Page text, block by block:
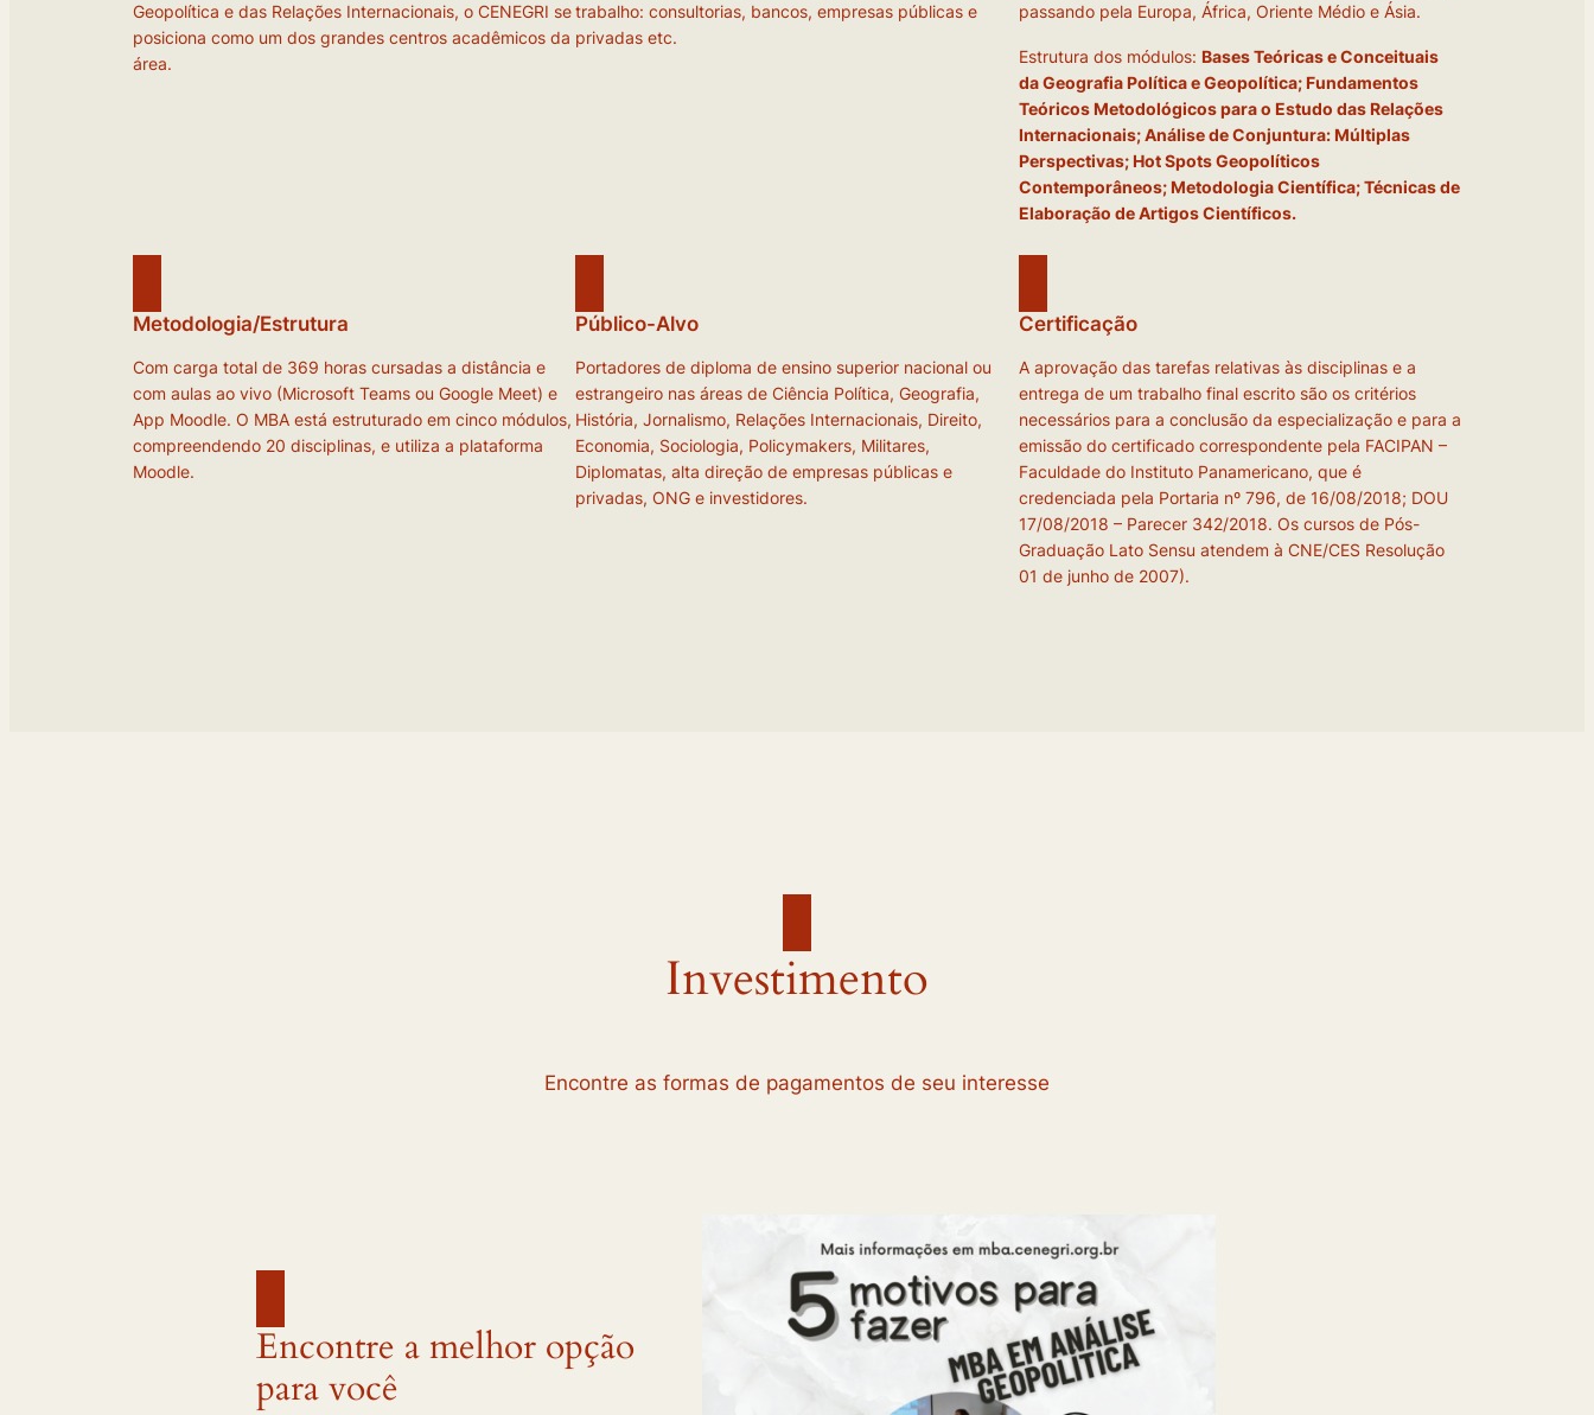
Geopolítica e das Relações Internacionais, o CENEGRI se
posiciona como um dos grandes centros acadêmicos da
área.
trabalho: consultorias, bancos, empresas públicas e
privadas etc.
passando pela Europa, África, Oriente Médio e Ásia.
Estrutura dos módulos: Bases Teóricas e Conceituais
da Geografia Política e Geopolítica; Fundamentos
Teóricos Metodológicos para o Estudo das Relações
Internacionais; Análise de Conjuntura: Múltiplas
Perspectivas;Hot SpotsGeopolíticos
Contemporâneos; Metodologia Científica; Técnicas de
Elaboração de Artigos Científicos.
Metodologia/Estrutura
Com carga total de 369 horas cursadas a distância e
com aulas ao vivo (Microsoft Teams ou Google Meet) e
App Moodle. O MBA está estruturado em cinco módulos,
compreendendo 20 disciplinas, e utiliza a plataforma
Moodle.
Público-Alvo
Portadores de diploma de ensino superior nacional ou
estrangeiro nas áreas de Ciência Política, Geografia,
História, Jornalismo, Relações Internacionais, Direito,
Economia, Sociologia, Policymakers, Militares,
Diplomatas, alta direção de empresas públicas e
privadas, ONG e investidores.
Certificação
A aprovação das tarefas relativas às disciplinas e a
entrega de um trabalho final escrito são os critérios
necessários para a conclusão da especialização e para a
emissão do certificado correspondente pela FACIPAN –
Faculdade do Instituto Panamericano, que é
credenciada pela Portaria nº 796, de 16/08/2018; DOU
17/08/2018 – Parecer 342/2018. Os cursos de Pós-
Graduação Lato Sensu atendem à CNE/CES Resolução
01 de junho de 2007).
Investimento
Encontre as formas de pagamentos de seu interesse
Encontre a melhor opção
para você